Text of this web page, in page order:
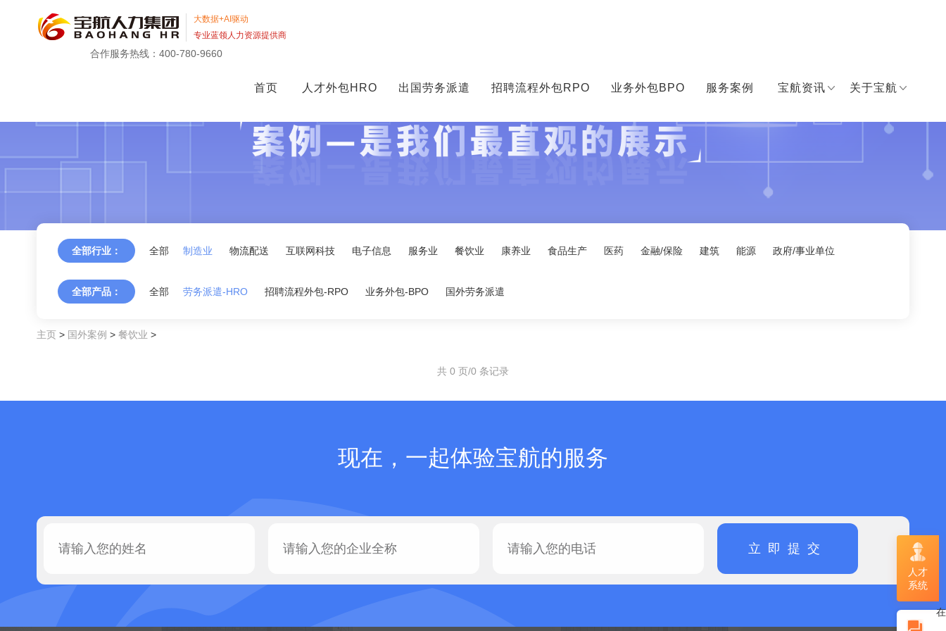
大数据+AI驱动
专业蓝领人力资源提供商
合作服务热线：400-780-9660
首页 人才外包HRO 出国劳务派遣 招聘流程外包RPO 业务外包BPO 服务案例 宝航资讯 关于宝航
全部行业： 全部 制造业 物流配送 互联网科技 电子信息 服务业 餐饮业 康养业 食品生产 医药 金融/保险 建筑 能源 政府/事业单位
全部产品： 全部 劳务派遣-HRO 招聘流程外包-RPO 业务外包-BPO 国外劳务派遣
主页 > 国外案例 > 餐饮业 >
共 0 页/0 条记录
现在，一起体验宝航的服务
立即提交
人才
系统
在